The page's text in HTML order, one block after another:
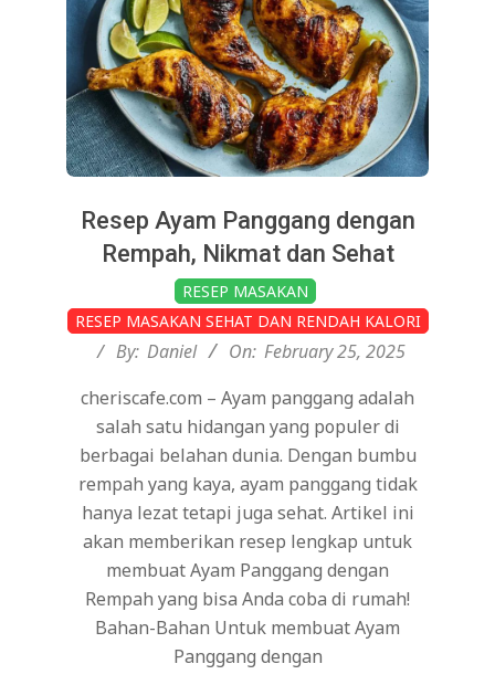
Resep Ayam Panggang dengan
Rempah, Nikmat dan Sehat
02-
25
RESEP MASAKAN
RESEP MASAKAN SEHAT DAN RENDAH KALORI
By: Daniel On: February 25, 2025
cheriscafe.com – Ayam panggang adalah
salah satu hidangan yang populer di
berbagai belahan dunia. Dengan bumbu
rempah yang kaya, ayam panggang tidak
hanya lezat tetapi juga sehat. Artikel ini
akan memberikan resep lengkap untuk
membuat Ayam Panggang dengan
Rempah yang bisa Anda coba di rumah!
Bahan-Bahan Untuk membuat Ayam
Panggang dengan